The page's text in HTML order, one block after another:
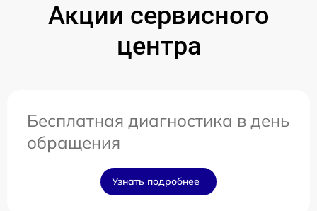
Акции сервисного
центра
Бесплатная диагностика в день
обращения
Узнать подробнее